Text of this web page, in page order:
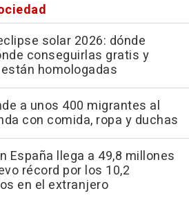
solar 2026: dónde
conseguirlas gratis y
homologadas
a unos 400 migrantes al
con comida, ropa y duchas
España llega a 49,8 millones
récord por los 10,2
en el extranjero